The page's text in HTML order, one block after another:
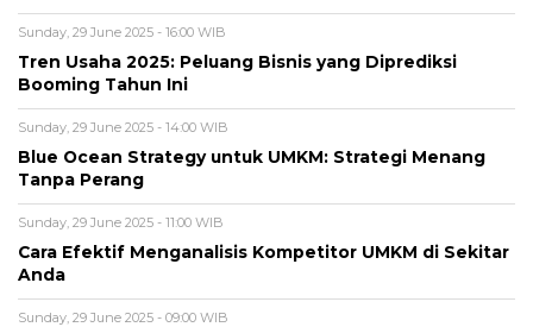
Sunday, 29 June 2025 - 16:00 WIB
Tren Usaha 2025: Peluang Bisnis yang Diprediksi
Booming Tahun Ini
Sunday, 29 June 2025 - 14:00 WIB
Blue Ocean Strategy untuk UMKM: Strategi Menang
Tanpa Perang
Sunday, 29 June 2025 - 11:00 WIB
Cara Efektif Menganalisis Kompetitor UMKM di Sekitar
Anda
Sunday, 29 June 2025 - 09:00 WIB